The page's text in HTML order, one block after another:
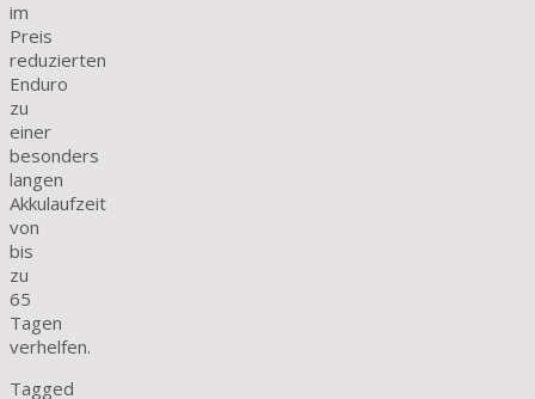
im
Preis
reduzierten
Enduro
zu
einer
besonders
langen
Akkulaufzeit
von
bis
zu
65
Tagen
verhelfen.
Tagged